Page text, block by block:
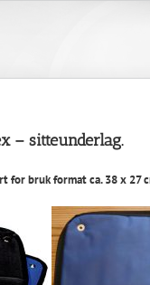
– sitteunderlag.
bruk format ca. 38 x